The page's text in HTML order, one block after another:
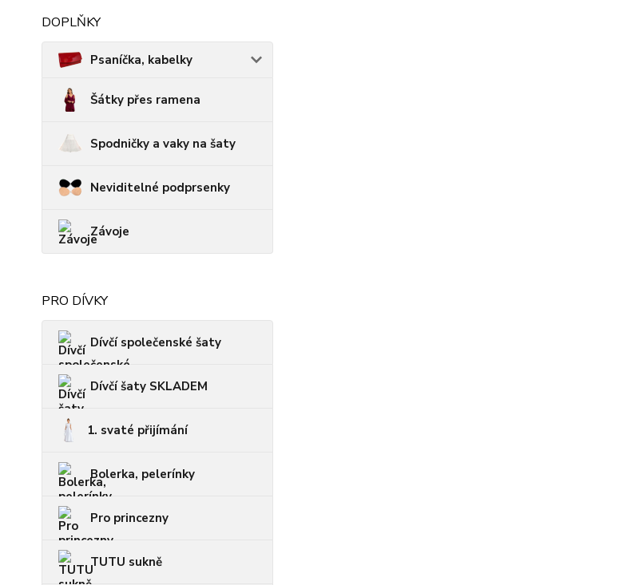
DOPLŇKY
Psaníčka, kabelky
Šátky přes ramena
Spodničky a vaky na šaty
Neviditelné podprsenky
Závoje
PRO DÍVKY
Dívčí společenské šaty
Dívčí šaty SKLADEM
1. svaté přijímání
Bolerka, pelerínky
Pro princezny
TUTU sukně